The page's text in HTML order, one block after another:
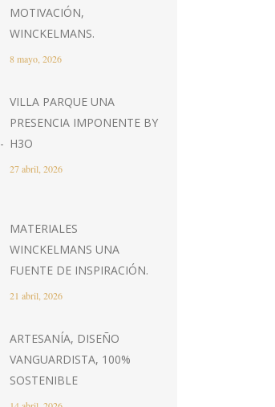
MOTIVACIÓN,
WINCKELMANS.
8 mayo, 2026
VILLA PARQUE UNA
PRESENCIA IMPONENTE BY
H3O
27 abril, 2026
MATERIALES
WINCKELMANS UNA
FUENTE DE INSPIRACIÓN.
21 abril, 2026
ARTESANÍA, DISEÑO
VANGUARDISTA, 100%
SOSTENIBLE